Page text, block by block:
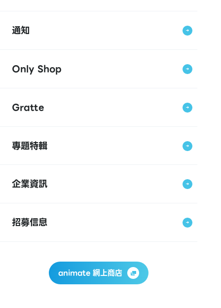
通知
Only Shop
Gratte
專題特輯
企業資訊
招募信息
animate 網上商店